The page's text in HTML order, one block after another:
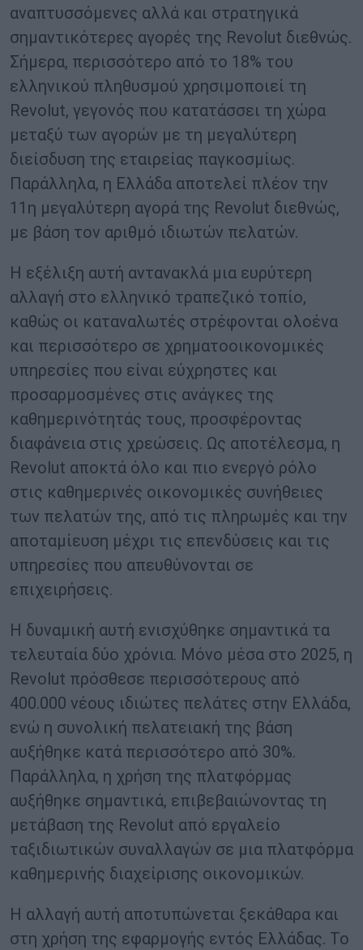
αναπτυσσόμενες αλλά και στρατηγικά
σημαντικότερες αγορές της Revolut διεθνώς.
Σήμερα, περισσότερο από το 18% του
ελληνικού πληθυσμού χρησιμοποιεί τη
Revolut, γεγονός που κατατάσσει τη χώρα
μεταξύ των αγορών με τη μεγαλύτερη
διείσδυση της εταιρείας παγκοσμίως.
Παράλληλα, η Ελλάδα αποτελεί πλέον την
11η μεγαλύτερη αγορά της Revolut διεθνώς,
με βάση τον αριθμό ιδιωτών πελατών.
Η εξέλιξη αυτή αντανακλά μια ευρύτερη
αλλαγή στο ελληνικό τραπεζικό τοπίο,
καθώς οι καταναλωτές στρέφονται ολοένα
και περισσότερο σε χρηματοοικονομικές
υπηρεσίες που είναι εύχρηστες και
προσαρμοσμένες στις ανάγκες της
καθημερινότητάς τους, προσφέροντας
διαφάνεια στις χρεώσεις. Ως αποτέλεσμα, η
Revolut αποκτά όλο και πιο ενεργό ρόλο
στις καθημερινές οικονομικές συνήθειες
των πελατών της, από τις πληρωμές και την
αποταμίευση μέχρι τις επενδύσεις και τις
υπηρεσίες που απευθύνονται σε
επιχειρήσεις.
Η δυναμική αυτή ενισχύθηκε σημαντικά τα
τελευταία δύο χρόνια. Μόνο μέσα στο 2025, η
Revolut πρόσθεσε περισσότερους από
400.000 νέους ιδιώτες πελάτες στην Ελλάδα,
ενώ η συνολική πελατειακή της βάση
αυξήθηκε κατά περισσότερο από 30%.
Παράλληλα, η χρήση της πλατφόρμας
αυξήθηκε σημαντικά, επιβεβαιώνοντας τη
μετάβαση της Revolut από εργαλείο
ταξιδιωτικών συναλλαγών σε μια πλατφόρμα
καθημερινής διαχείρισης οικονομικών.
Η αλλαγή αυτή αποτυπώνεται ξεκάθαρα και
στη χρήση της εφαρμογής εντός Ελλάδας. Το